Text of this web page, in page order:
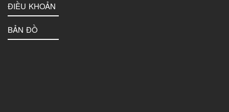
ĐIỀU KHOẢN
BẢN ĐỒ